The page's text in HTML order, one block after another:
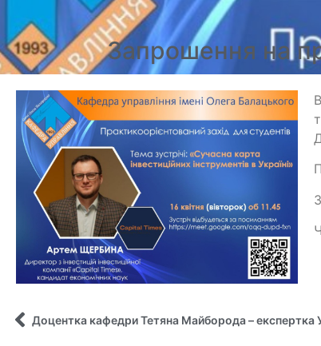
Запрошення на